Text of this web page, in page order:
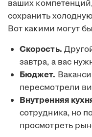
ваших
сохранить
Вот какими могут
Скорость.
завтра, а вас
Бюджет.
пересмотрели
Внутренняя
сотрудника, но
просмотреть